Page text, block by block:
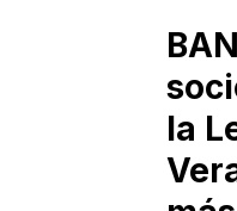
la